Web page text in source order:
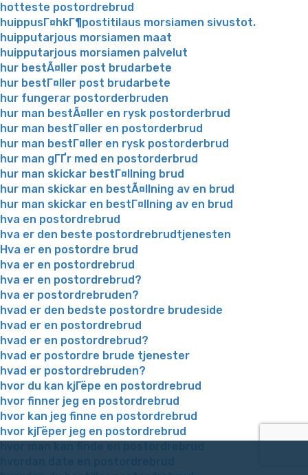
hotteste postordrebrud
huippusГ¤hkГ¶postitilaus morsiamen sivustot.
huipputarjous morsiamen maat
huipputarjous morsiamen palvelut
hur bestÃ¤ller post brudarbete
hur bestГ¤ller post brudarbete
hur fungerar postorderbruden
hur man bestÃ¤ller en rysk postorderbrud
hur man bestГ¤ller en postorderbrud
hur man bestГ¤ller en rysk postorderbrud
hur man gГҐr med en postorderbrud
hur man skickar bestГ¤llning brud
hur man skickar en bestÃ¤llning av en brud
hur man skickar en bestГ¤llning av en brud
hva en postordrebrud
hva er den beste postordrebrudtjenesten
Hva er en postordre brud
hva er en postordrebrud
hva er en postordrebrud?
hva er postordrebruden?
hvad er den bedste postordre brudeside
hvad er en postordrebrud
hvad er en postordrebrud?
hvad er postordre brude tjenester
hvad er postordrebruden?
hvor du kan kjГёpe en postordrebrud
hvor finner jeg en postordrebrud
hvor kan jeg finne en postordrebrud
hvor kjГёper jeg en postordrebrud